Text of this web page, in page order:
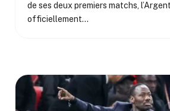
de ses deux premiers matchs,
officiellement…